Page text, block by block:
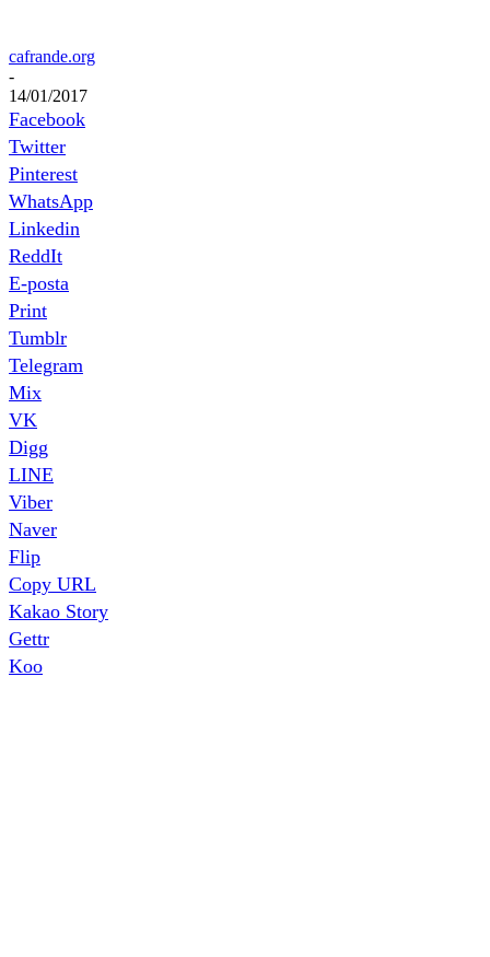
cafrande.org
-
14/01/2017
Facebook
Twitter
Pinterest
WhatsApp
Linkedin
ReddIt
E-posta
Print
Tumblr
Telegram
Mix
VK
Digg
LINE
Viber
Naver
Flip
Copy URL
Kakao Story
Gettr
Koo